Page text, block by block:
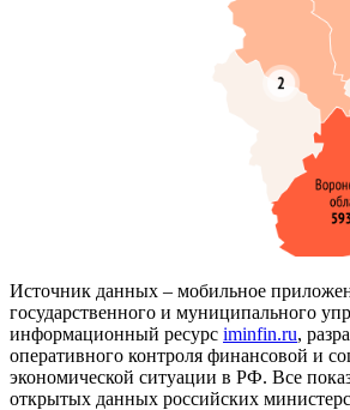
Источник данных – мобильное
государственного и муниципального
информационный ресурс iminfin.ru,
оперативного контроля финансовой и
экономической ситуации в РФ. Все
открытых данных российских